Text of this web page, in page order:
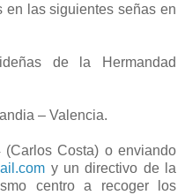
en las siguientes señas en
de la Hermandad
– Valencia.
Costa) o enviando
y un directivo de la
centro a recoger los